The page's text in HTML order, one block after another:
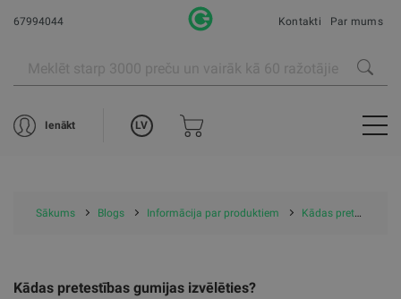
67994044 Kontakti Par mums
Ienākt LV
Sākums Blogs Informācija par produktiem Kādas pretestības gumijas izvēlēties?
Kādas pretestības gumijas izvēlēties?